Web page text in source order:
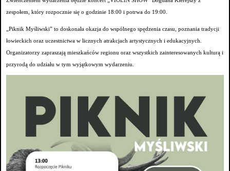
zespołem, który rozpocznie się o godzinie 18:00 i potrwa do 19:00.
„Piknik Myśliwski” to doskonała okazja do wspólnego spędzenia czasu, poznania tradycji
łowieckich oraz uczestnictwa w licznych atrakcjach artystycznych i edukacyjnych.
Organizatorzy zapraszają mieszkańców regionu oraz wszystkich zainteresowanych kulturą i
przyrodą do udziału w tym wyjątkowym wydarzeniu.